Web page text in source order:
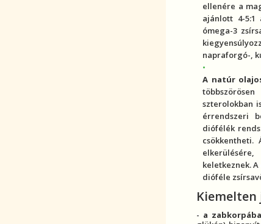
ellenére a
ajánlott 4-5:1
ómega-3
napraforgó-,
A natúr
szterolokban
érrendszeri
diófélék
csökkentheti.
keletkeznek.
dióféle
- a